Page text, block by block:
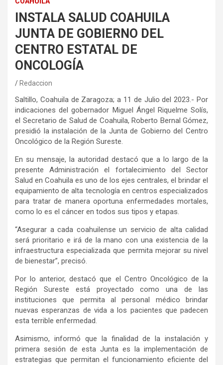
INSTALA SALUD COAHUILA
JUNTA DE GOBIERNO DEL
CENTRO ESTATAL DE
ONCOLOGÍA
Redaccion
Saltillo, Coahuila de Zaragoza; a 11 de Julio del 2023.- Por
indicaciones del gobernador Miguel Ángel Riquelme Solís,
el Secretario de Salud de Coahuila, Roberto Bernal Gómez,
presidió la instalación de la Junta de Gobierno del Centro
Oncológico de la Región Sureste.
En su mensaje, la autoridad destacó que a lo largo de la
presente Administración el fortalecimiento del Sector
Salud en Coahuila es uno de los ejes centrales, el brindar el
equipamiento de alta tecnología en centros especializados
para tratar de manera oportuna enfermedades mortales,
como lo es el cáncer en todos sus tipos y etapas.
“Asegurar a cada coahuilense un servicio de alta calidad
será prioritario e irá de la mano con una existencia de la
infraestructura especializada que permita mejorar su nivel
de bienestar”, precisó.
Por lo anterior, destacó que el Centro Oncológico de la
Región Sureste está proyectado como una de las
instituciones que permita al personal médico brindar
nuevas esperanzas de vida a los pacientes que padecen
esta terrible enfermedad.
Asimismo, informó que la finalidad de la instalación y
primera sesión de esta Junta es la implementación de
estrategias que permitan el funcionamiento eficiente del